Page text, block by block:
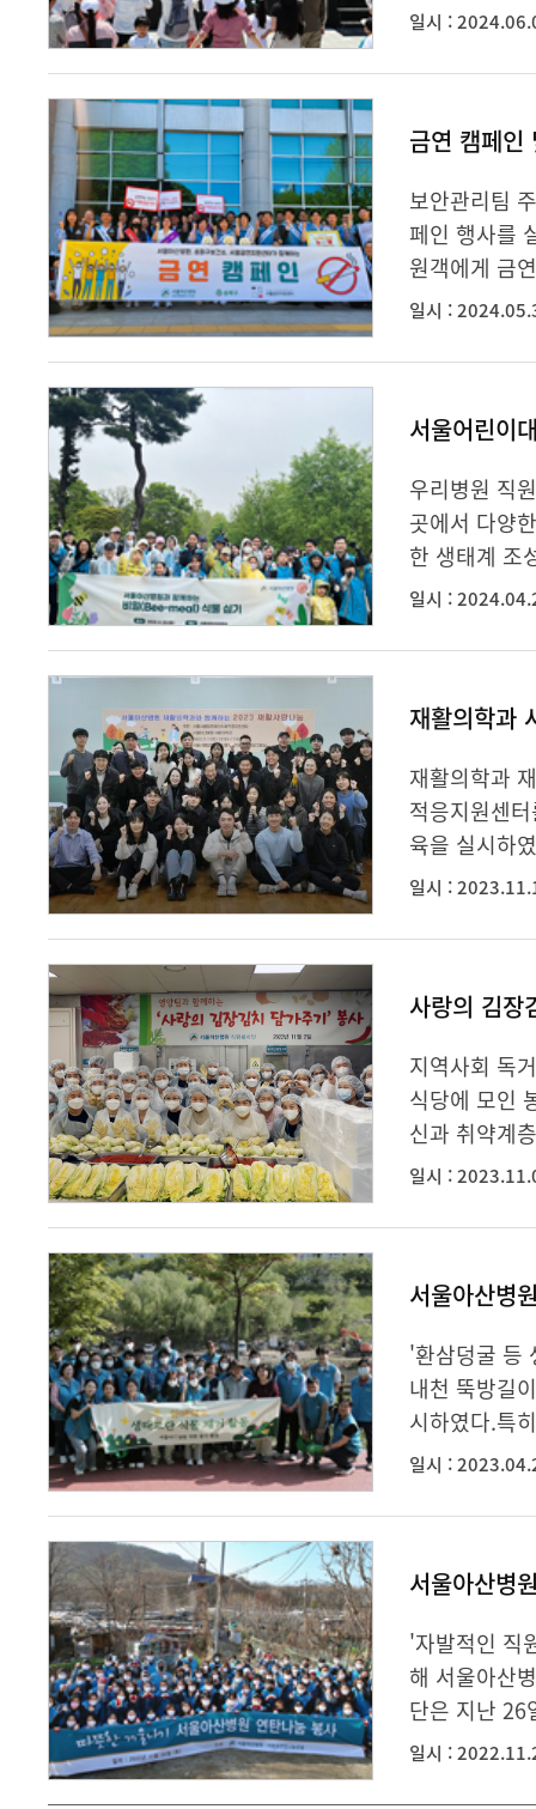
일시 :
금연 캠페인
보안관리팀
페인 행사를
원객에게 금
일시 :
서울어린이
우리병원 직
곳에서 다양
한 생태계 조
일시 :
재활의학과
재활의학과
적응지원센
육을 실시하
일시 :
사랑의 김장
지역사회 독
식당에 모인
신과 취약계
일시 :
서울아산병
'환삼덩굴 등
내천 뚝방길
시하였다.특
일시 :
서울아산병
'자발적인 직
해 서울아산
단은 지난 26
일시 :